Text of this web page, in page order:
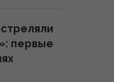
первые